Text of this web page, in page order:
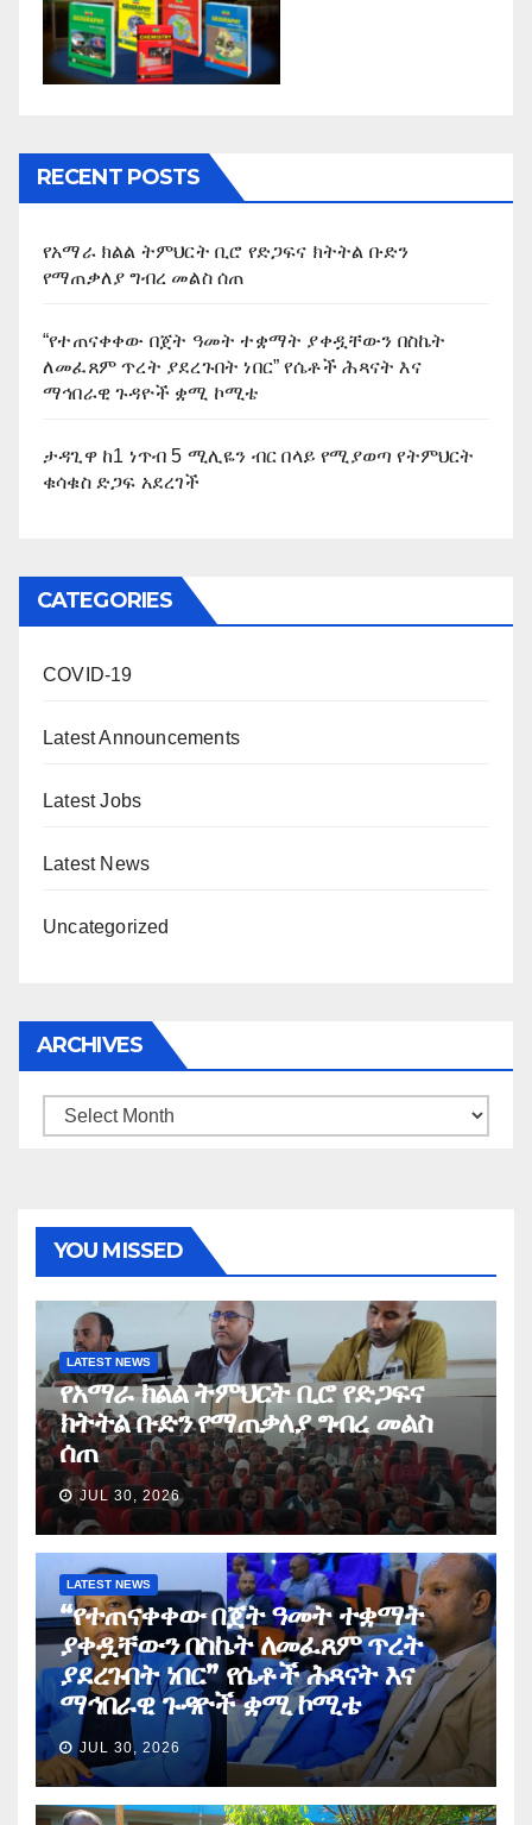
RECENT POSTS
የአማራ ክልል ትምህርት ቢሮ የድጋፍና ክትትል ቡድን
የማጠቃለያ ግብረ መልስ ሰጠ
“የተጠናቀቀው በጀት ዓመት ተቋማት ያቀዷቸውን በስኬት
ለመፈጸም ጥረት ያደረጉበት ነበር” የሴቶች ሕጻናት እና
ማኅበራዊ ጉዳዮች ቋሚ ኮሚቴ
ታዳጊዋ ከ1 ነጥብ 5 ሚሊዬን ብር በላይ የሚያወጣ የትምህርት
ቁሳቁስ ድጋፍ አደረገች
CATEGORIES
COVID-19
Latest Announcements
Latest Jobs
Latest News
Uncategorized
ARCHIVES
Archives
YOU MISSED
LATEST NEWS
የአማራ ክልል ትምህርት ቢሮ የድጋፍና
ክትትል ቡድን የማጠቃለያ ግብረ መልስ
ሰጠ
JUL 30, 2026
LATEST NEWS
“የተጠናቀቀው በጀት ዓመት ተቋማት
ያቀዷቸውን በስኬት ለመፈጸም ጥረት
ያደረጉበት ነበር” የሴቶች ሕጻናት እና
ማኅበራዊ ጉዳዮች ቋሚ ኮሚቴ
JUL 30, 2026